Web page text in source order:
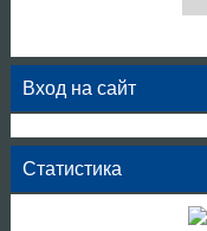
Вход на сайт
Статистика